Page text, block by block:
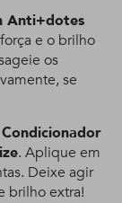
Anti+dotes
e o brilho
os
se
Condicionador
. Aplique em
Deixe agir
brilho extra!